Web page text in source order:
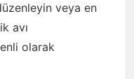
veya en
avı
olarak